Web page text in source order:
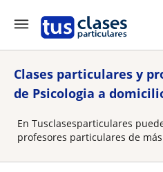
Clases particulares y
de Psicologia a
En Tusclasesparticulares
profesores particulares de